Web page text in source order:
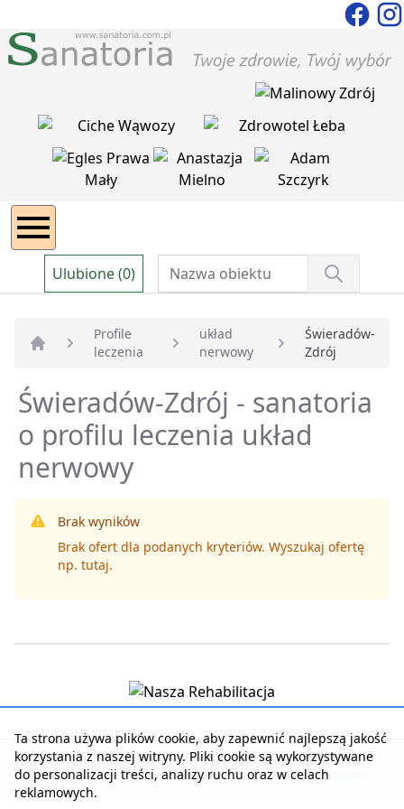
Ulubione (0)
Strona główna
Profile
leczenia
układ
nerwowy
Świeradów-
Zdrój
Świeradów-Zdrój - sanatoria
o profilu leczenia układ
nerwowy
Brak wyników
Brak ofert dla podanych kryteriów. Wyszukaj ofertę
np. tutaj.
Strona główna | Kontakt z serwisem | Reklama w serwisie
Regulamin serwisu | Polityka prywatności | Logowanie
Ta strona używa plików cookie, aby zapewnić najlepszą jakość
korzystania z naszej witryny. Pliki cookie są wykorzystywane
do personalizacji treści, analizy ruchu oraz w celach
reklamowych.